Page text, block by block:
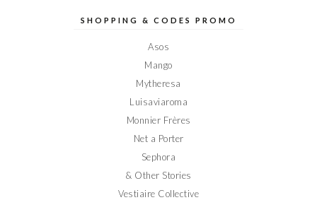
sursur sur sur sur
SHOPPING & CODES PROMO
Asos
Mango
Mytheresa
Luisaviaroma
Monnier Frères
Net a Porter
Sephora
& Other Stories
Vestiaire Collective